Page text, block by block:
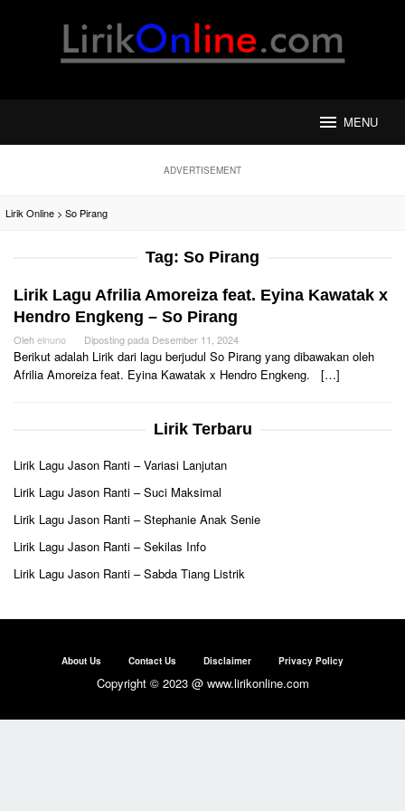
MENU
ADVERTISEMENT
Lirik Online > So Pirang
Tag: So Pirang
Lirik Lagu Afrilia Amoreiza feat. Eyina Kawatak x
Hendro Engkeng – So Pirang
Olehelnuno Diposting pada Desember 11, 2024
Berikut adalah Lirik dari lagu berjudul So Pirang yang dibawakan oleh
Afrilia Amoreiza feat. Eyina Kawatak x Hendro Engkeng. […]
Lirik Terbaru
Lirik Lagu Jason Ranti – Variasi Lanjutan
Lirik Lagu Jason Ranti – Suci Maksimal
Lirik Lagu Jason Ranti – Stephanie Anak Senie
Lirik Lagu Jason Ranti – Sekilas Info
Lirik Lagu Jason Ranti – Sabda Tiang Listrik
About Us Contact Us Disclaimer Privacy Policy
Copyright © 2023 @ www.lirikonline.com